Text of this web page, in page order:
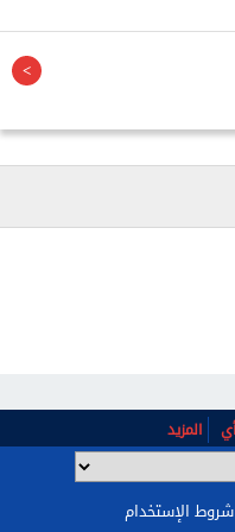
من الموسم
إلى صفوف النادي
برشلونة يمتد حتى
المزيد
شروط الإستخدام